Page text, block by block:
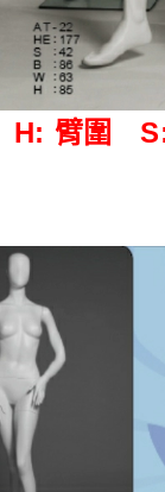
H: 臂圍